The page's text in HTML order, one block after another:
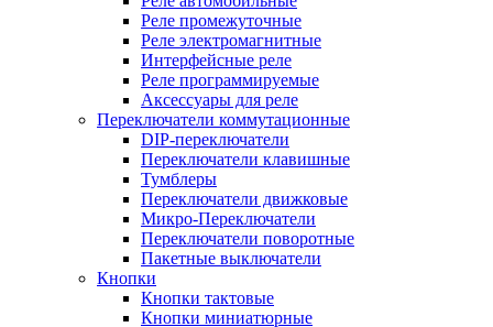
Реле промежуточные
Реле электромагнитные
Интерфейсные реле
Реле программируемые
Аксессуары для реле
Переключатели коммутационные
DIP-переключатели
Переключатели клавишные
Тумблеры
Переключатели движковые
Микро-Переключатели
Переключатели поворотные
Пакетные выключатели
Кнопки
Кнопки тактовые
Кнопки миниатюрные